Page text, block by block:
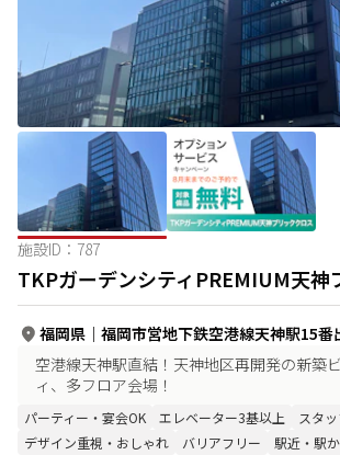
施設ID： 787
TKPガーデンシティPREMIUM天神
福岡県 ｜ 福岡市営地下鉄空港線天神駅15番
空港線天神駅直結！天神地区再開発の新築
ィ、多フロア会場！
パーティー・宴会OK エレベーター3基以上
スタ
デザイン重視・おしゃれ
バリアフリー
駅近・駅